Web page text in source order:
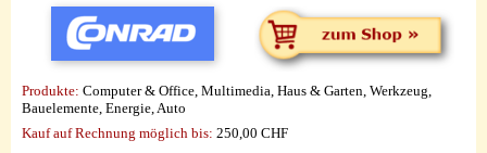
Produkte: Computer & Office, Multimedia, Haus & Garten, Werkzeug,
Bauelemente, Energie, Auto
Kauf auf Rechnung möglich bis: 250,00 CHF